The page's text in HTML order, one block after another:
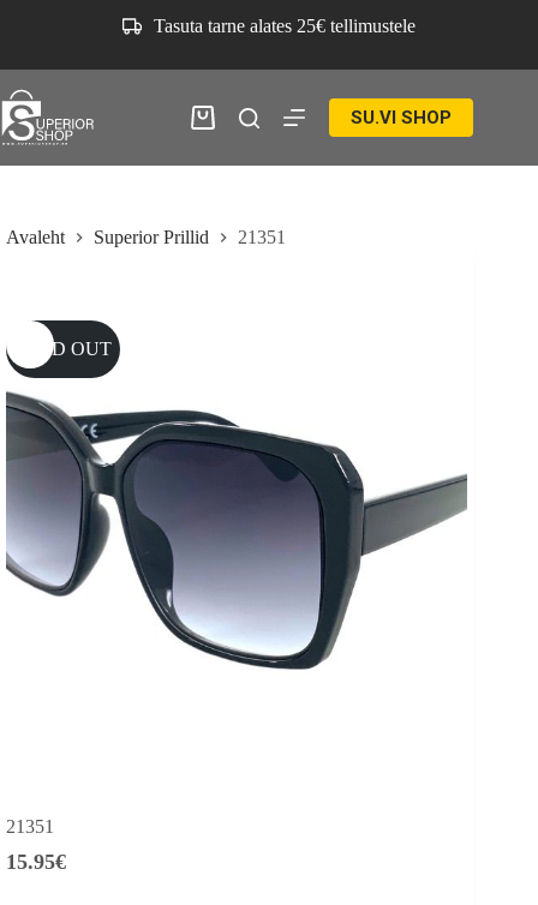
Tasuta tarne alates 25€ tellimustele
Ostukorv SU.VI SHOP
Avaleht Superior Prillid 21351
SOLD OUT
21351
15.95€